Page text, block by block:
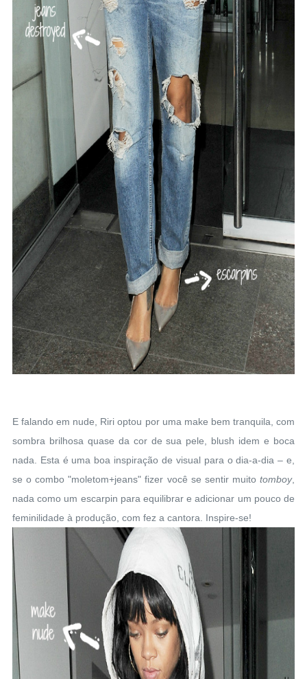
E falando em nude, Riri optou por uma make bem tranquila, com
sombra brilhosa quase da cor de sua pele, blush idem e boca
nada. Esta é uma boa inspiração de visual para o dia-a-dia – e,
se o combo "moletom+jeans" fizer você se sentir muitotomboy,
nada como um escarpin para equilibrar e adicionar um pouco de
feminilidade à produção, com fez a cantora. Inspire-se!